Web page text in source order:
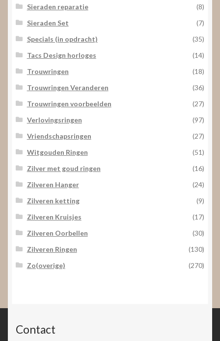
Sieraden reparatie
(8)
Sieraden Set
(7)
Specials (in opdracht)
(35)
Tacs Design horloges
(14)
Trouwringen
(18)
Trouwringen Veranderen
(36)
Trouwringen voorbeelden
(27)
Verlovingsringen
(97)
Vriendschapsringen
(27)
Witgouden Ringen
(51)
Zilver met goud ringen
(16)
Zilveren Hanger
(24)
Zilveren ketting
(9)
Zilveren Kruisjes
(17)
Zilveren Oorbellen
(30)
Zilveren Ringen
(130)
Zo(overige)
(270)
Contact